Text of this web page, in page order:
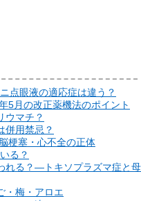
点眼液の適応症は違う？
5月の改正薬機法のポイント
ウマチ？
併用禁忌？
梗塞・心不全の正体
る？
れる？―トキソプラズマ症と母
・梅・アロエ